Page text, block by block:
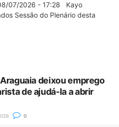
07/2026 - 17:28 Kayo
Sessão do Plenário desta
deixou emprego
de ajudá-la a abrir
0